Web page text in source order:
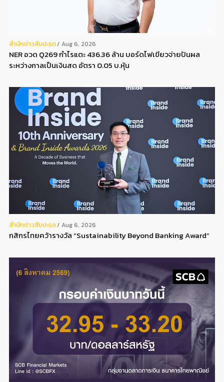
สํานักข่าวสับปะรด Aug 6, 2026
NER อวด Q269 กำไรแตะ 436.36 ล้าน บอร์ดไฟเขียวจ่ายปันผล
ระหว่างกาลเป็นเงินสด อัตรา 0.05 บ.หุ้น
สํานักข่าวสับปะรด Aug 6, 2026
กสิกรไทยคว้ารางวัล “Sustainability Beyond Banking Award”